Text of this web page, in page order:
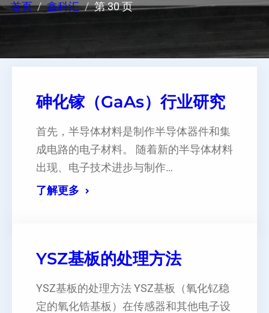
首页 鑫科汇 第 30 页
砷化镓（GaAs）行业研究
首先，半导体材料是制作半导体器件和集
成电路的电子材料。 随着新的半导体材料
出现、电子技术进步与制作…
了解更多
YSZ基板的处理方法
YSZ基板的处理方法 YSZ基板（氧化钇稳
定的氧化锆基板）在传感器和其他电子设